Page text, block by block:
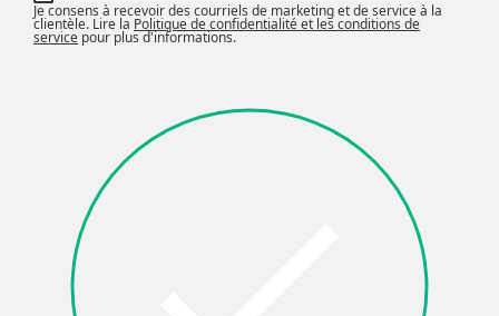
Je consens à recevoir des courriels de marketing et de service à la
clientèle. Lire la Politique de confidentialité et les conditions de
service pour plus d'informations.